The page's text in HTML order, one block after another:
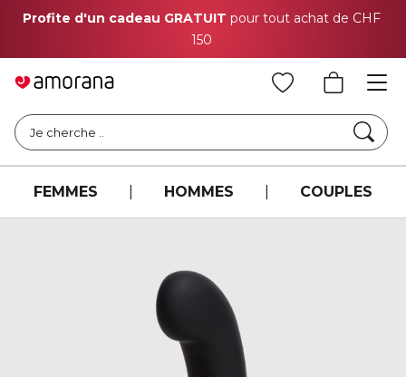
Profite d'un cadeau GRATUIT pour tout achat de CHF
150
Je cherche ..
FEMMES HOMMES COUPLES